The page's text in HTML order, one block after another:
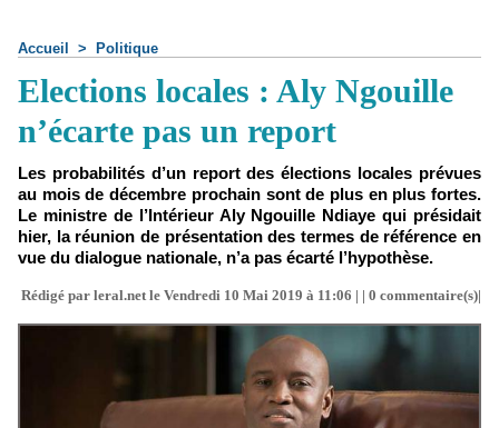
Accueil > Politique
Elections locales : Aly Ngouille
n’écarte pas un report
Les probabilités d’un report des élections locales prévues
au mois de décembre prochain sont de plus en plus fortes.
Le ministre de l’Intérieur Aly Ngouille Ndiaye qui présidait
hier, la réunion de présentation des termes de référence en
vue du dialogue nationale, n’a pas écarté l’hypothèse.
Rédigé par leral.net le Vendredi 10 Mai 2019 à 11:06 | | 0 commentaire(s)|